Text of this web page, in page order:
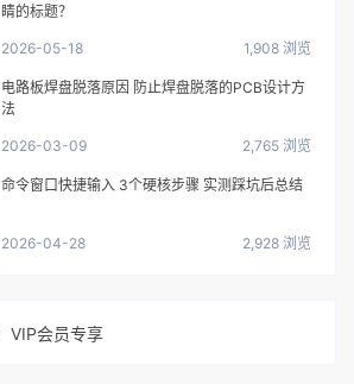
睛的标题？
2026-05-18 1,908 浏览
电路板焊盘脱落原因 防止焊盘脱落的PCB设计方
法
2026-03-09 2,765 浏览
命令窗口快捷输入 3个硬核步骤 实测踩坑后总结
2026-04-28 2,928 浏览